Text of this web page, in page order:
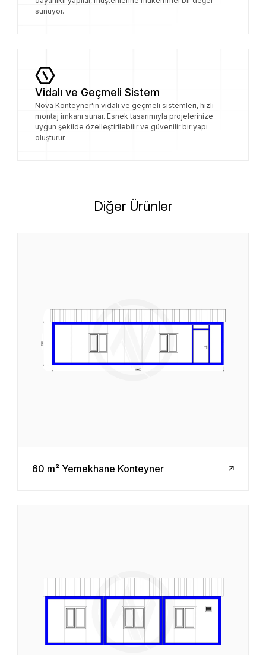
sunuyor.
Vidalı ve Geçmeli Sistem
Nova Konteyner'in vidalı ve geçmeli sistemleri, hızlı
montaj imkanı sunar. Esnek tasarımıyla projelerinize
uygun şekilde özelleştirilebilir ve güvenilir bir yapı
oluşturur.
Diğer Ürünler
60 m² Yemekhane Konteyner